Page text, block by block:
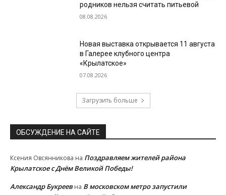
родников нельзя считать питьевой
08.08.2026
Новая выставка открывается 11 августа
в Галерее клубного центра
«Крылатское»
07.08.2026
Загрузить больше
ОБСУЖДЕНИЕ НА САЙТЕ
Ксения Овсянникова на Поздравляем жителей района
Крылатское с Днём Великой Победы!
Александр Букреевна В московском метро запустили